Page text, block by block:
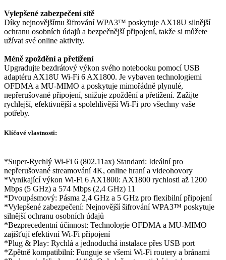
Vylepšené zabezpečení sítě
Díky nejnovějšímu šifrování WPA3™ poskytuje AX18U silnější
ochranu osobních údajů a bezpečnější připojení, takže si můžete
užívat své online aktivity.
Méně zpoždění a přetížení
Upgradujte bezdrátový výkon svého notebooku pomocí USB
adaptéru AX18U Wi-Fi 6 AX1800. Je vybaven technologiemi
OFDMA a MU-MIMO a poskytuje mimořádně plynulé,
nepřerušované připojení, snižuje zpoždění a přetížení. Zažijte
rychlejší, efektivnější a spolehlivější Wi-Fi pro všechny vaše
potřeby.
Klíčové vlastnosti:
*Super-Rychlý Wi-Fi 6 (802.11ax) Standard: Ideální pro
nepřerušované streamování 4K, online hraní a videohovory
*Vynikající výkon Wi-Fi 6 AX1800: AX1800 rychlosti až 1200
Mbps (5 GHz) a 574 Mbps (2,4 GHz) 11
*Dvoupásmový: Pásma 2,4 GHz a 5 GHz pro flexibilní připojení
*Vylepšené zabezpečení: Nejnovější šifrování WPA3™ poskytuje
silnější ochranu osobních údajů
*Bezprecedentní účinnost: Technologie OFDMA a MU-MIMO
zajišťují efektivní Wi-Fi připojení
*Plug & Play: Rychlá a jednoduchá instalace přes USB port
*Zpětně kompatibilní: Funguje se všemi Wi-Fi routery a bránami